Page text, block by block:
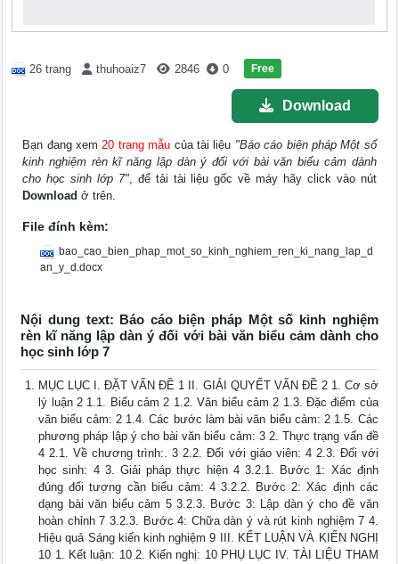
26 trang thuhoaiz7 2846 0 Free
Download
Bạn đang xem20 trang mẫu của tài liệu "Báo cáo biện pháp Một số
kinh nghiệm rèn kĩ năng lập dàn ý đối với bài văn biểu cảm dành
cho học sinh lớp 7", để tải tài liệu gốc về máy hãy click vào nút
Download ở trên.
File đính kèm:
bao_cao_bien_phap_mot_so_kinh_nghiem_ren_ki_nang_lap_d
an_y_d.docx
Nội dung text: Báo cáo biện pháp Một số kinh nghiệm
rèn kĩ năng lập dàn ý đối với bài văn biểu cảm dành cho
học sinh lớp 7
MỤC LỤC I. ĐẶT VẤN ĐỀ 1 II. GIẢI QUYẾT VẤN ĐỀ 2 1. Cơ sở
lý luận 2 1.1. Biểu cảm 2 1.2. Văn biểu cảm 2 1.3. Đặc điểm của
văn biểu cảm: 2 1.4. Các bước làm bài văn biểu cảm: 2 1.5. Các
phương pháp lập ý cho bài văn biểu cảm: 3 2. Thực trạng vấn đề
4 2.1. Về chương trình:. 3 2.2. Đối với giáo viên: 4 2.3. Đối với
học sinh: 4 3. Giải pháp thực hiện 4 3.2.1. Bước 1: Xác định
đúng đối tượng cần biểu cảm: 4 3.2.2. Bước 2: Xác định các
dạng bài văn biểu cảm 5 3.2.3. Bước 3: Lập dàn ý cho đề văn
hoàn chỉnh 7 3.2.3. Bước 4: Chữa dàn ý và rút kinh nghiệm 7 4.
Hiệu quả Sáng kiến kinh nghiệm 9 III. KẾT LUẬN VÀ KIẾN NGHỊ
10 1. Kết luận: 10 2. Kiến nghị: 10 PHỤ LỤC IV. TÀI LIỆU THAM